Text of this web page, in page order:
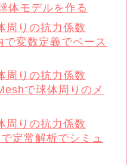
体モデルを作る
周りの抗力係数
変数定義でベース
周りの抗力係数
で球体周りのメ
周りの抗力係数
定常解析でシミュ